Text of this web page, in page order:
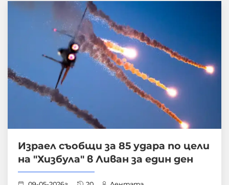
Израел съобщи за 85 удара по цели
на "Хизбула" в Ливан за един ден